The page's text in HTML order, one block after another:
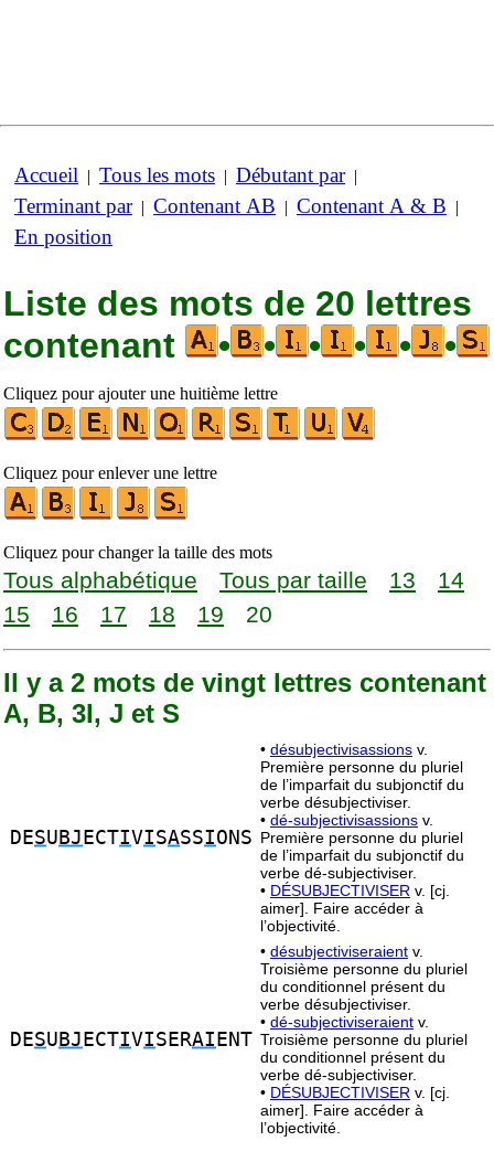
Accueil | Tous les mots | Débutant par|
Terminant par| Contenant AB | Contenant A & B |
En position
Liste des mots de 20 lettres
contenant
• • • • • •
Cliquez pour ajouter une huitième lettre
Cliquez pour enlever une lettre
Cliquez pour changer la taille des mots
Tous alphabétique Tous par taille 13
14
15
16 17 18 19 20
Il y a 2 mots de vingt lettres contenant
A, B, 3I, J et S
DESU BJ ECTIVISASSIONS
• désubjectivisassions v.
Première personne du pluriel
de l’imparfait du subjonctif du
verbe désubjectiviser.
• dé-subjectivisassions v.
Première personne du pluriel
de l’imparfait du subjonctif du
verbe dé-subjectiviser.
• DÉSUBJECTIVISER v. [cj.
aimer]. Faire accéder à
l’objectivité.
DESU BJ ECTIVISERAI ENT
• désubjectiviseraient v.
Troisième personne du pluriel
du conditionnel présent du
verbe désubjectiviser.
• dé-subjectiviseraient v.
Troisième personne du pluriel
du conditionnel présent du
verbe dé-subjectiviser.
• DÉSUBJECTIVISER v. [cj.
aimer]. Faire accéder à
l’objectivité.